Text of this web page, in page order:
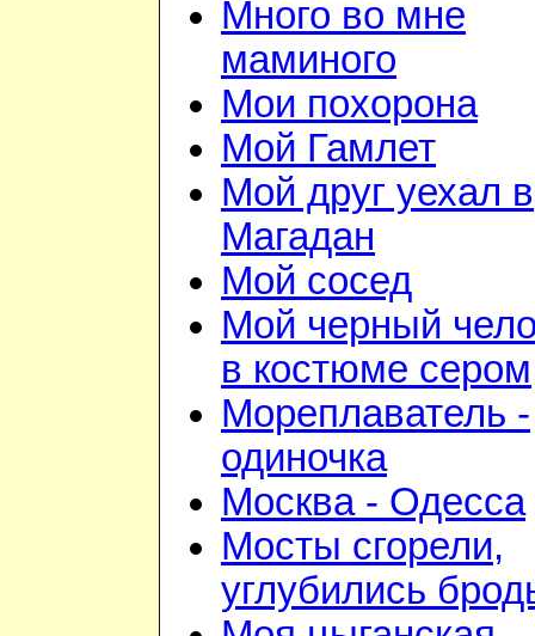
Много во мне
маминого
Мои похорона
Мой Гамлет
Мой друг уехал в
Магадан
Мой сосед
Мой черный
в костюме сером
Мореплаватель -
одиночка
Москва - Одесса
Мосты сгорели,
углубились